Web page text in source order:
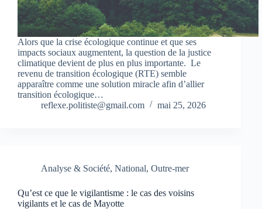
Alors que la crise écologique continue et que ses
impacts sociaux augmentent, la question de la justice
climatique devient de plus en plus importante. Le
revenu de transition écologique (RTE) semble
apparaître comme une solution miracle afin d’allier
transition écologique…
reflexe.politiste@gmail.com
mai 25, 2026
Analyse & Société, National, Outre-mer
Qu’est ce que le vigilantisme : le cas des voisins
vigilants et le cas de Mayotte